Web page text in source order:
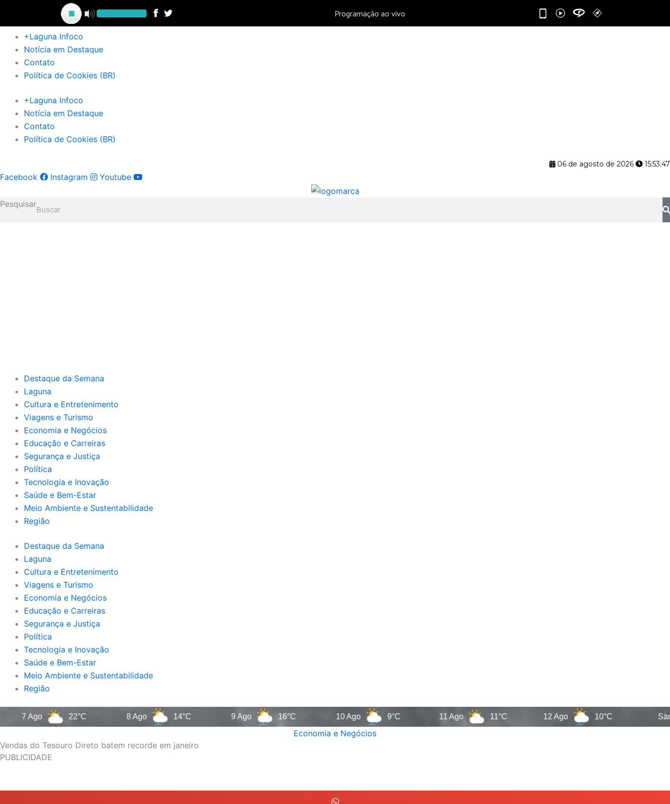
conteúdo
+Laguna Infoco
Notícia em Destaque
Contato
Política de Cookies (BR)
+Laguna Infoco
Notícia em Destaque
Contato
Política de Cookies (BR)
06 de agosto de 2026 15:53:48
Facebook Instagram Youtube
Pesquisar
Destaque da Semana
Laguna
Cultura e Entretenimento
Viagens e Turismo
Economia e Negócios
Educação e Carreiras
Segurança e Justiça
Política
Tecnologia e Inovação
Saúde e Bem-Estar
Meio Ambiente e Sustentabilidade
Região
Destaque da Semana
Laguna
Cultura e Entretenimento
Viagens e Turismo
Economia e Negócios
Educação e Carreiras
Segurança e Justiça
Política
Tecnologia e Inovação
Saúde e Bem-Estar
Meio Ambiente e Sustentabilidade
Região
22°C 14°C 16°C 9°C 11°C 10°C Santa
Economia e Negócios
Vendas do Tesouro Direto batem recorde em janeiro
PUBLICIDADE